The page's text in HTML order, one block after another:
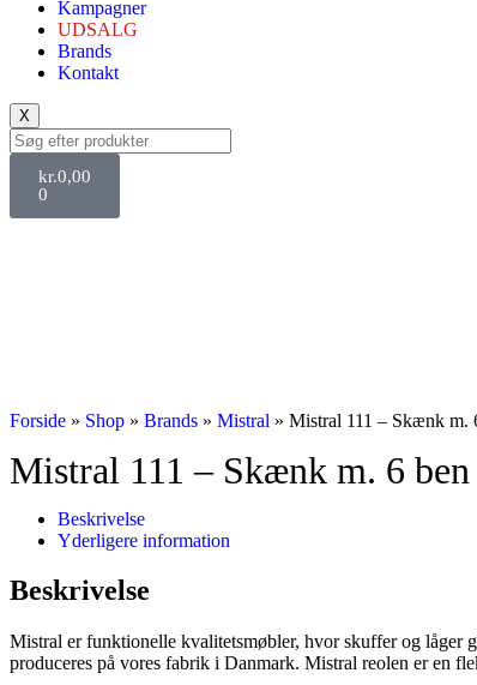
Kampagner
UDSALG
Brands
Kontakt
X
kr.0,00
0
Forside » Shop » Brands » Mistral » Mistral 111 – Skænk m.
Mistral 111 – Skænk m. 6 ben
Beskrivelse
Yderligere information
Beskrivelse
Mistral er funktionelle kvalitetsmøbler, hvor skuffer og låger
produceres på vores fabrik i Danmark. Mistral reolen er en